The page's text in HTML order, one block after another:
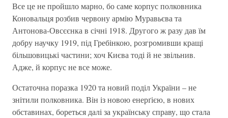
Все це не пройшло марно, бо саме корпус полковника
Коновальця розбив червону армію Муравьєва та
Антонова-Овсєєнка в січні 1918. Другого ж разу дав їм
добру научку 1919, під Гребінкою, розгромивши кращі
більшовицькі частини; хоч Києва тоді й не звільнив.
Адже, й корпус не все може.
Остаточна поразка 1920 та новий поділ України – не
знітили полковника. Він із новою енерґією, в нових
обставинах, бореться далі за українську справу, що стала